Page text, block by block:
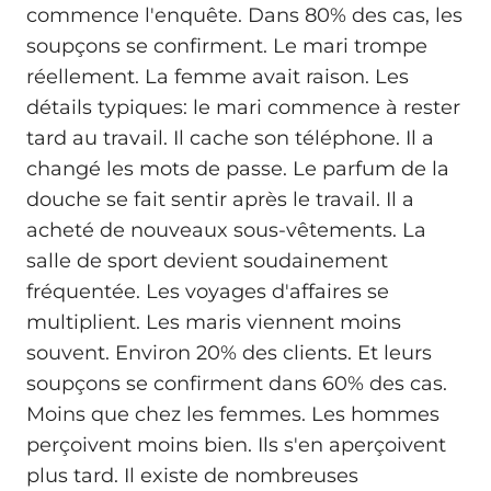
commence l'enquête. Dans 80% des cas, les
soupçons se confirment. Le mari trompe
réellement. La femme avait raison. Les
détails typiques: le mari commence à rester
tard au travail. Il cache son téléphone. Il a
changé les mots de passe. Le parfum de la
douche se fait sentir après le travail. Il a
acheté de nouveaux sous-vêtements. La
salle de sport devient soudainement
fréquentée. Les voyages d'affaires se
multiplient. Les maris viennent moins
souvent. Environ 20% des clients. Et leurs
soupçons se confirment dans 60% des cas.
Moins que chez les femmes. Les hommes
perçoivent moins bien. Ils s'en aperçoivent
plus tard. Il existe de nombreuses